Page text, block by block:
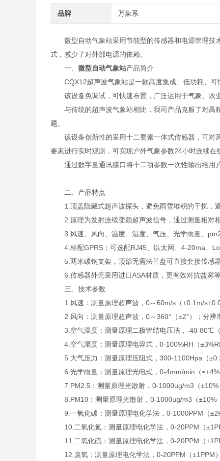
品牌 万象系
微型自动气象站采用节能型的传感器和电源管理技
式，减少了对外部电源的依赖。
一、 微型自动气象站产品简介
CQX12超声波气象站是一款高度集成、低功耗、可
该设备免调试，可快速布置，广泛运用于气象、农
与传统的超声波气象站相比，我司产品克服了对高
题。
该设备创新性的采用十二要素一体式传感器，可对
要素进行实时观测，可实现户外气象参数24小时连续在
通过数字量通讯接口将十二项参数一次性输出给用
二、产品特点
1.顶盖隐藏式超声波探头，避免雨雪堆积的干扰，
2.原理为发射连续变频超声波信号，通过测量相对
3.风速、风向、温度、湿度、气压、光学雨量、
4.标配GPRS；可选配RJ45、以太网、4-20ma、
5.两米碳钢支架，顶部无需法兰盘可直接套接传感
6.传感器外壳采用进口ASA材质，更有效对抗盐雾
三、技术参数
1.风速：测量原理超声波，0～60m/s（±0.1m/
2.风向：测量原理超声波，0～360°（±2°）；分辨
3.空气温度：测量原理二极管结电压法，-40-80℃
4.空气湿度：测量原理电容式，0-100%RH（
5.大气压力：测量原理压阻式，300-1100Hpa（
6.光学雨量：测量原理光电式，0-4mm/min（≤±4%
7.PM2.5：测量原理光散射，0-1000ug/m3（±10%
8.PM10：测量原理光散射，0-1000ug/m3（±10%
9.一氧化碳：测量原理电化学法，0-1000PPM（
10.二氧化氮：测量原理电化学法，0-20PPM（
11.二氧化硫：测量原理电化学法，0-20PPM（
12.臭氧：测量原理电化学法，0-20PPM（±1PPM